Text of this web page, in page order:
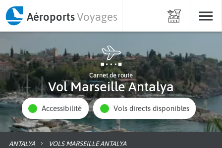
AéroportsVoyages
Carnet de route
Vol Marseille Antalya
Accessibilité Vols directs disponibles
ANTALYA VOLS MARSEILLE ANTALYA